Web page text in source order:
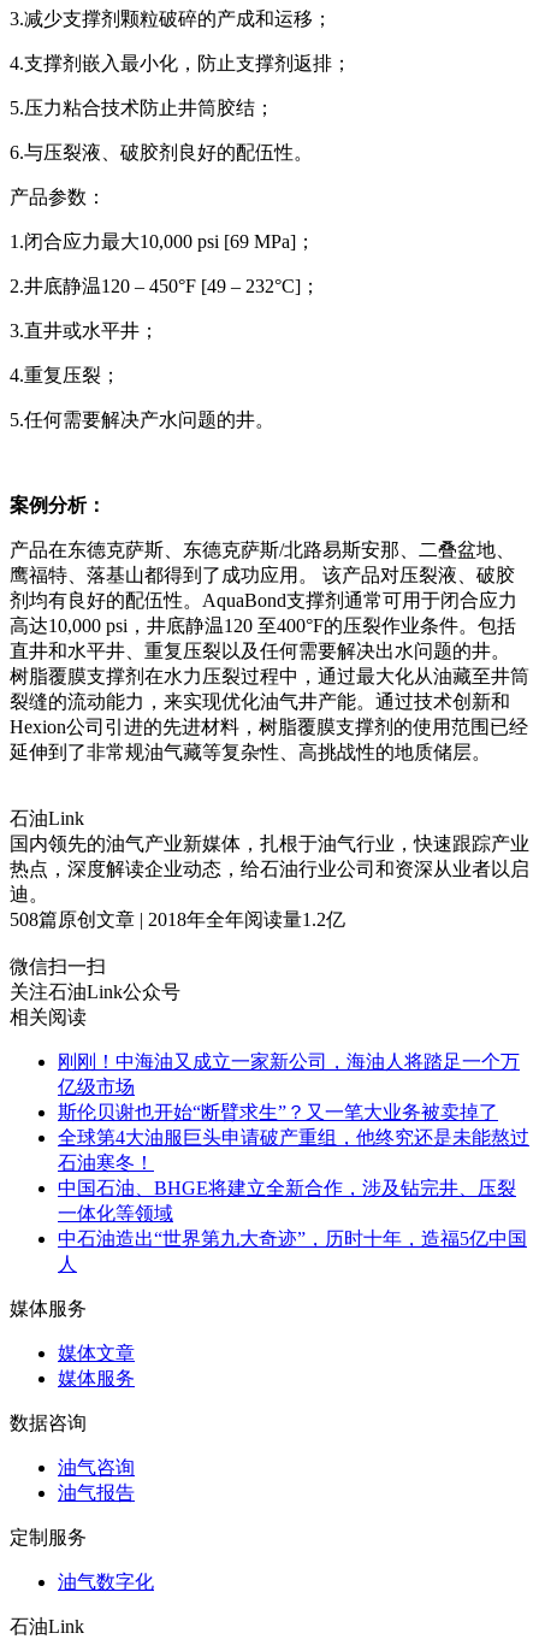
3.减少支撑剂颗粒破碎的产成和运移；
4.支撑剂嵌入最小化，防止支撑剂返排；
5.压力粘合技术防止井筒胶结；
6.与压裂液、破胶剂良好的配伍性。
产品参数：
1.闭合应力最大10,000 psi [69 MPa]；
2.井底静温120 – 450°F [49 – 232°C]；
3.直井或水平井；
4.重复压裂；
5.任何需要解决产水问题的井。
案例分析：
产品在东德克萨斯、东德克萨斯/北路易斯安那、二叠盆地、
鹰福特、落基山都得到了成功应用。 该产品对压裂液、破胶
剂均有良好的配伍性。AquaBond支撑剂通常可用于闭合应力
高达10,000 psi，井底静温120 至400°F的压裂作业条件。包括
直井和水平井、重复压裂以及任何需要解决出水问题的井。
树脂覆膜支撑剂在水力压裂过程中，通过最大化从油藏至井筒
裂缝的流动能力，来实现优化油气井产能。通过技术创新和
Hexion公司引进的先进材料，树脂覆膜支撑剂的使用范围已经
延伸到了非常规油气藏等复杂性、高挑战性的地质储层。
石油Link
国内领先的油气产业新媒体，扎根于油气行业，快速跟踪产业
热点，深度解读企业动态，给石油行业公司和资深从业者以启
迪。
508篇原创文章 | 2018年全年阅读量1.2亿
微信扫一扫
关注石油Link公众号
相关阅读
刚刚！中海油又成立一家新公司，海油人将踏足一个万
亿级市场
斯伦贝谢也开始“断臂求生”？又一笔大业务被卖掉了
全球第4大油服巨头申请破产重组，他终究还是未能熬过
石油寒冬！
中国石油、BHGE将建立全新合作，涉及钻完井、压裂
一体化等领域
中石油造出“世界第九大奇迹”，历时十年，造福5亿中国
人
媒体服务
媒体文章
媒体服务
数据咨询
油气咨询
油气报告
定制服务
油气数字化
石油Link